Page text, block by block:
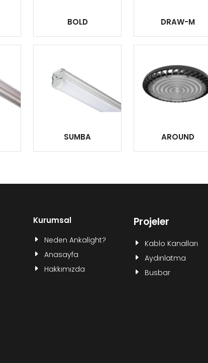
BOLD DRAW-M
SUMBA AROUND
Kurumsal
Neden Ankalight?
Anasayfa
Hakkımızda
Projeler
Kablo Kanalları
Aydınlatma
Busbar